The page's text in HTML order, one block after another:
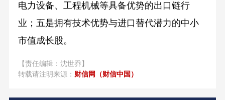
电力设备、工程机械等具备优势的出口链行
业；五是拥有技术优势与进口替代潜力的中小
市值成长股。
【责任编辑：沈世乔】
转载请注明来源： 财信网（财信中国）